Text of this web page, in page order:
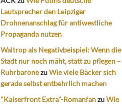
Lautsprecher den Leipziger
Drohnenanschlag für antiwestliche
Propaganda nutzen
Waltrop als Negativbeispiel: Wenn die
Stadt nur noch mäht, statt zu pflegen –
RuhrbaronezuWie viele Bäcker sich
gerade selbst entbehrlich machen
"Kaiserfront Extra"-RomanfanzuWie